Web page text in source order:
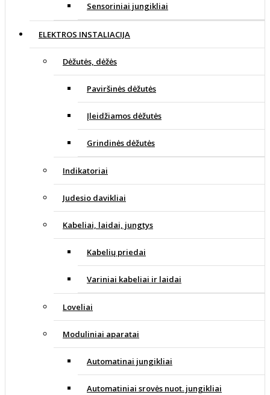
Sensoriniai jungikliai
ELEKTROS INSTALIACIJA
Dėžutės, dėžės
Paviršinės dėžutės
Įleidžiamos dėžutės
Grindinės dėžutės
Indikatoriai
Judesio davikliai
Kabeliai, laidai, jungtys
Kabelių priedai
Variniai kabeliai ir laidai
Loveliai
Moduliniai aparatai
Automatinai jungikliai
Automatiniai srovės nuot. jungikliai